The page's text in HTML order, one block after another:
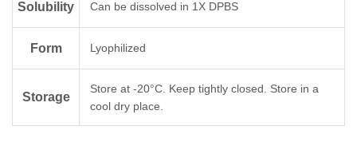
Solubility Can be dissolved in 1X DPBS
Form Lyophilized
Storage
Store at -20°C. Keep tightly closed. Store in a
cool dry place.